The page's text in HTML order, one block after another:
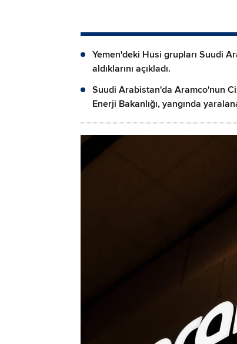
Yemen'deki Husi grupları Suudi
aldıklarını açıkladı.
Suudi Arabistan'da Aramco'nun
Enerji Bakanlığı, yangında